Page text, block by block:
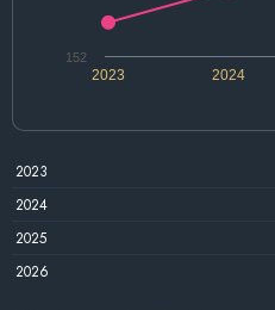
2024
2023
152
2023
2024
2025
2026